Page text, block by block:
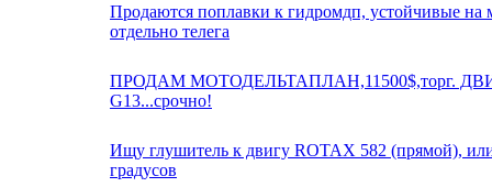
Продаются поплавки к гидромдп, устойчивые на
отдельно телега
ПРОДАМ МОТОДЕЛЬТАПЛАН,11500$,торг.
G13...срочно!
Ищу глушитель к двигу ROTAX 582 (прямой),
градусов